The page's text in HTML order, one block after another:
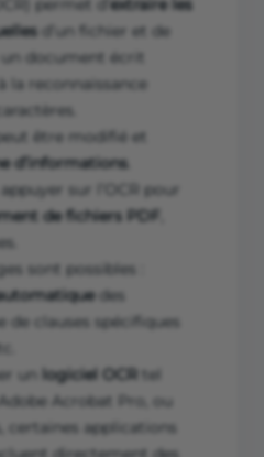
permet d’ extraire les
d’un fichier et de
document écrit
la reconnaissance
être modifié et
d’informations.
sur l’OCR pour
de fichiers PDF
sont possibles :
des
de clauses spécifiques
un logiciel OCR tel
Acrobat Pro, ou
certaines applications